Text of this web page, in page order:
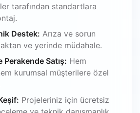
tarafından standartlara
Destek: Arıza ve sorun
ve yerinde müdahale.
Perakende Satış: Hem
kurumsal müşterilere özel
Projeleriniz için ücretsiz